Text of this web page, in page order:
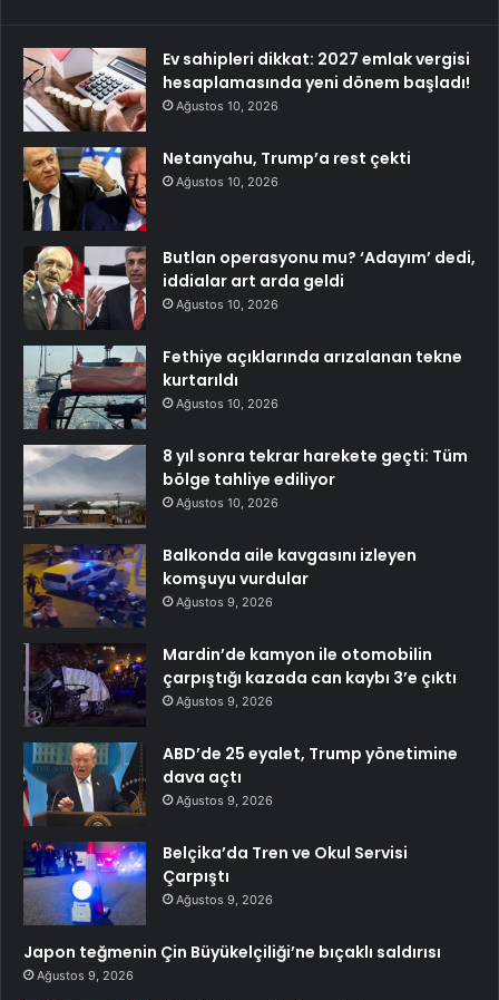
Ev sahipleri dikkat: 2027 emlak vergisi
hesaplamasında yeni dönem başladı!
Ağustos 10, 2026
Netanyahu, Trump’a rest çekti
Ağustos 10, 2026
Butlan operasyonu mu? ‘Adayım’ dedi,
iddialar art arda geldi
Ağustos 10, 2026
Fethiye açıklarında arızalanan tekne
kurtarıldı
Ağustos 10, 2026
8 yıl sonra tekrar harekete geçti: Tüm
bölge tahliye ediliyor
Ağustos 10, 2026
Balkonda aile kavgasını izleyen
komşuyu vurdular
Ağustos 9, 2026
Mardin’de kamyon ile otomobilin
çarpıştığı kazada can kaybı 3’e çıktı
Ağustos 9, 2026
ABD’de 25 eyalet, Trump yönetimine
dava açtı
Ağustos 9, 2026
Belçika’da Tren ve Okul Servisi
Çarpıştı
Ağustos 9, 2026
Japon teğmenin Çin Büyükelçiliği’ne bıçaklı saldırısı
Ağustos 9, 2026